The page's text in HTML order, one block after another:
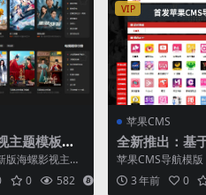
主题模板M
多功能苹果
应主题
海螺影视主题
主题我挺喜欢
... 0 582
VIP
苹果CMS
全新推出：基
苹果CMS开发
苹果CMS导航模版
本苹果cms开发 支
址等等，有能力的
3 年前 0